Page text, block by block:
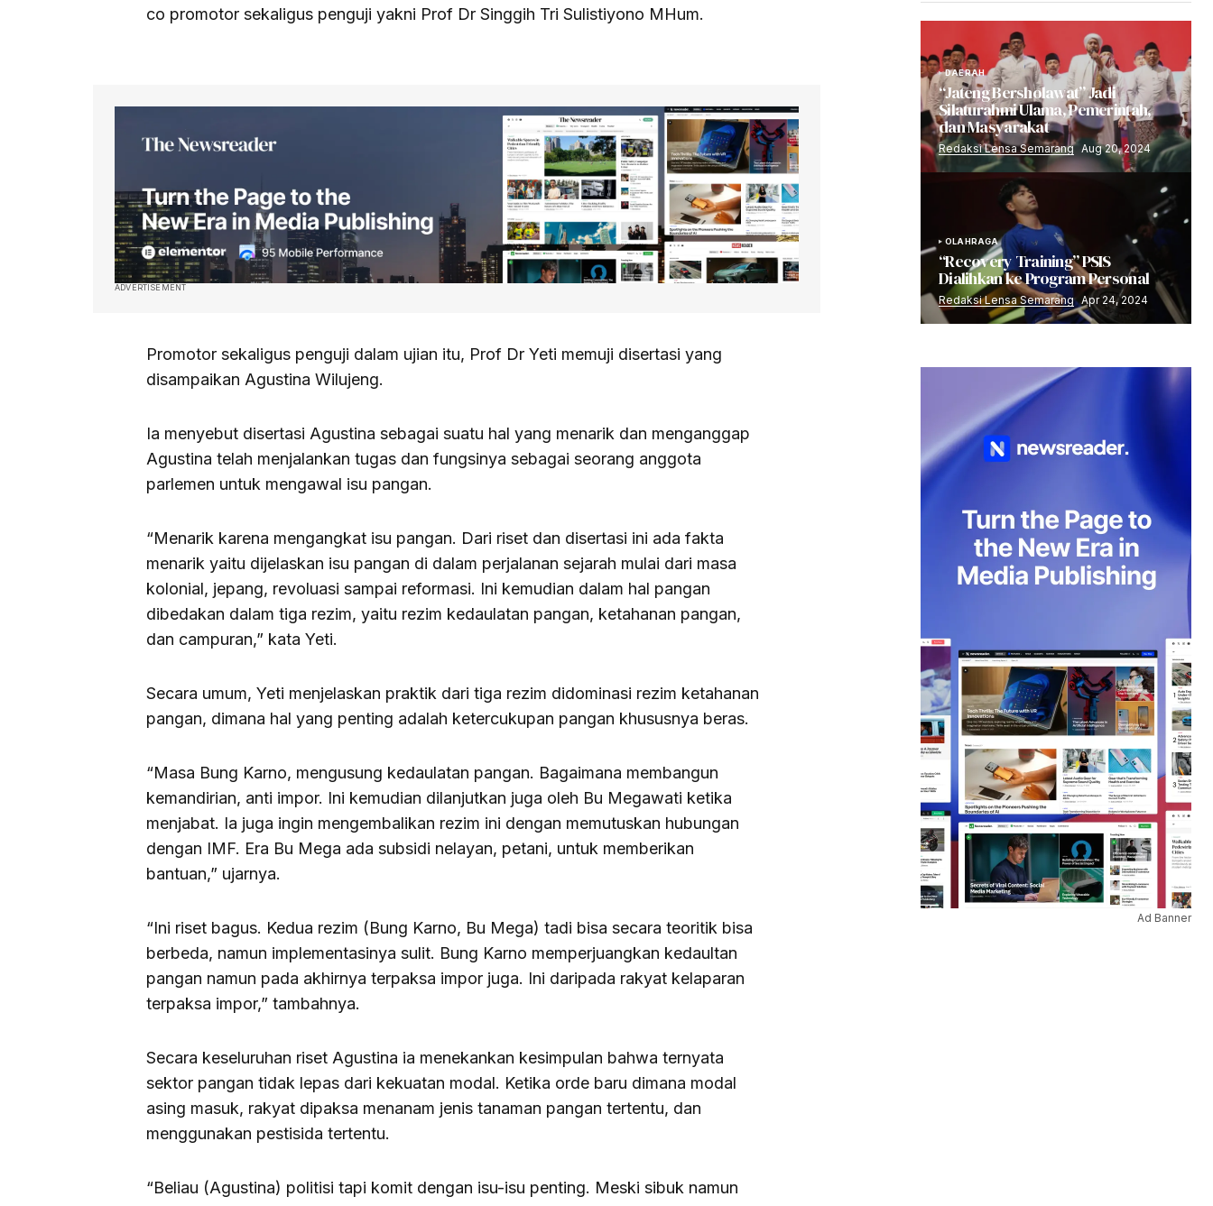
co promotor sekaligus penguji yakni Prof Dr Singgih Tri Sulistiyono MHum.
ADVERTISEMENT
Promotor sekaligus penguji dalam ujian itu, Prof Dr Yeti memuji disertasi yang
disampaikan Agustina Wilujeng.
Ia menyebut disertasi Agustina sebagai suatu hal yang menarik dan menganggap
Agustina telah menjalankan tugas dan fungsinya sebagai seorang anggota
parlemen untuk mengawal isu pangan.
“Menarik karena mengangkat isu pangan. Dari riset dan disertasi ini ada fakta
menarik yaitu dijelaskan isu pangan di dalam perjalanan sejarah mulai dari masa
kolonial, jepang, revoluasi sampai reformasi. Ini kemudian dalam hal pangan
dibedakan dalam tiga rezim, yaitu rezim kedaulatan pangan, ketahanan pangan,
dan campuran,” kata Yeti.
Secara umum, Yeti menjelaskan praktik dari tiga rezim didominasi rezim ketahanan
pangan, dimana hal yang penting adalah ketercukupan pangan khususnya beras.
“Masa Bung Karno, mengusung kedaulatan pangan. Bagaimana membangun
kemandirian, anti impor. Ini kemudian dilanjutkan juga oleh Bu Megawati ketika
menjabat. Ia juga ingin mengembalikan rezim ini dengan memutuskan hubungan
dengan IMF. Era Bu Mega ada subsidi nelayan, petani, untuk memberikan
bantuan,” ujarnya.
“Ini riset bagus. Kedua rezim (Bung Karno, Bu Mega) tadi bisa secara teoritik bisa
berbeda, namun implementasinya sulit. Bung Karno memperjuangkan kedaultan
pangan namun pada akhirnya terpaksa impor juga. Ini daripada rakyat kelaparan
terpaksa impor,” tambahnya.
Secara keseluruhan riset Agustina ia menekankan kesimpulan bahwa ternyata
sektor pangan tidak lepas dari kekuatan modal. Ketika orde baru dimana modal
asing masuk, rakyat dipaksa menanam jenis tanaman pangan tertentu, dan
menggunakan pestisida tertentu.
“Beliau (Agustina) politisi tapi komit dengan isu-isu penting. Meski sibuk namun
DAERAH
“Jateng Bersholawat” Jadi
Silaturahmi Ulama, Pemerintah,
dan Masyarakat
Redaksi Lensa Semarang Aug 20, 2024
OLAHRAGA
“Recovery Training” PSIS
Dialihkan ke Program Personal
Redaksi Lensa Semarang Apr 24, 2024
Ad Banner